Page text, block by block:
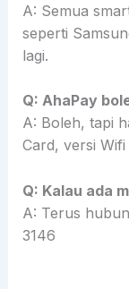
A: Semua
seperti
lagi.
Q: AhaPay
A: Boleh, tapi
Card, versi
Q: Kalau ada
A: Terus
3146